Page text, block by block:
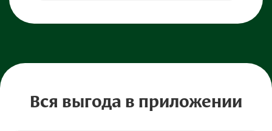
Вся выгода в приложении